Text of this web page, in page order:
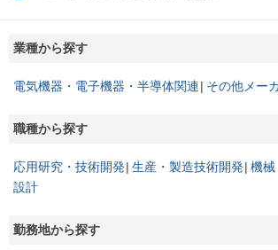
業種から探す
電気機器・電子機器・半導体関連 その他メー
職種から探す
応用研究・技術開発 生産・製造技術開発 機械
設計
勤務地から探す